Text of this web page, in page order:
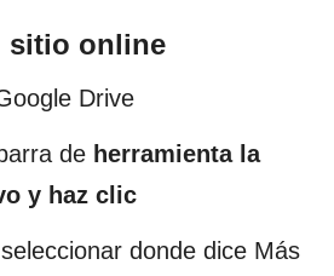
sitio online
Drive
de herramienta la
y haz clic
donde dice Más